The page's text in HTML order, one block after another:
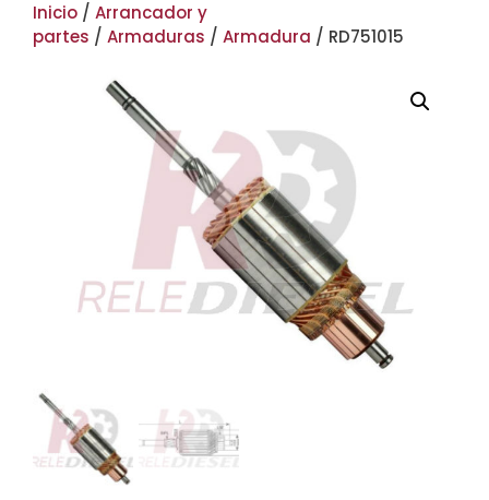
Inicio / Arrancador y
partes / Armaduras / Armadura / RD751015